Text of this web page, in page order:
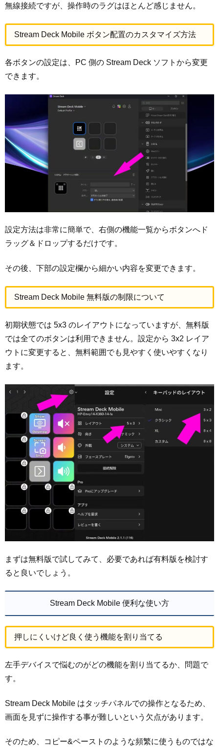
無線接続ですが、操作時のラグはほとんど感じません。
Stream Deck Mobile ボタン配置のカスタマイズ方法
各ボタンの設定は、PC 側の Stream Deck ソフトから変更
できます。
設定方法は非常に簡単で、右側の機能一覧からボタンへド
ラッグ＆ドロップするだけです。
その後、下部の設定欄から細かい内容を変更できます。
Stream Deck Mobile 無料版の制限について
初期状態では 5x3 のレイアウトになっていますが、無料版
では全てのボタンは利用できません。設定から 3x2 レイア
ウトに変更すると、無料範囲でも見やすく使いやすくなり
ます。
まずは無料版で試してみて、必要であれば有料版を検討す
ると良いでしょう。
Stream Deck Mobile 便利な使い方
押しにくいけど良く使う機能を割り当てる
左手デバイスで悩むのがどの機能を割り当てるか、問題で
す。
Stream Deck Mobile はタッチパネルでの操作となるため、
画面を見ずに操作する事が難しいという欠点があります。
そのため、コピー&ペーストのような頻繁に使うものではな